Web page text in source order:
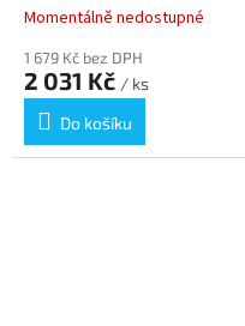
odnímatelný, KENSINGTON
Momentálně nedostupné
1 679 Kč bez DPH
2 031 Kč / ks
Do košíku